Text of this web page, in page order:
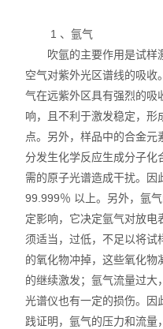
XRF分析仪
X荧光光谱仪
RoHS检测仪
重金属检测仪
邻苯检测仪
元素分析仪
镀层厚度分析仪
1 、氩气
吹氩的主要作用是试样
空气对紫外光区谱线的吸收
气在远紫外区具有强烈的吸
响，且不利于激发稳定，形
点。另外，样品中的合金
分发生化学反应生成分子化
需的原子光谱造成干扰。因
99.999％ 以上。另外，氩
定影响，它决定氩气对放电
须适当，过低，不足以将试
的氧化物冲掉，这些氧化物
的继续激发；氩气流量过大
光谱仪也有一定的损伤。因
践证明，氩气的压力和流量